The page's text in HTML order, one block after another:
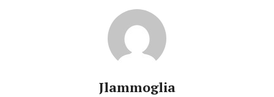
Jlammoglia